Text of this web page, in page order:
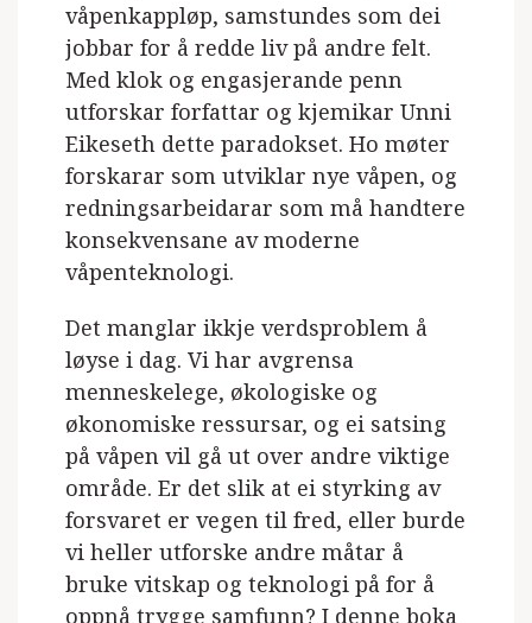
våpenkappløp, samstundes som dei
jobbar for å redde liv på andre felt.
Med klok og engasjerande penn
utforskar forfattar og kjemikar Unni
Eikeseth dette paradokset. Ho møter
forskarar som utviklar nye våpen, og
redningsarbeidarar som må handtere
konsekvensane av moderne
våpenteknologi.
Det manglar ikkje verdsproblem å
løyse i dag. Vi har avgrensa
menneskelege, økologiske og
økonomiske ressursar, og ei satsing
på våpen vil gå ut over andre viktige
område. Er det slik at ei styrking av
forsvaret er vegen til fred, eller burde
vi heller utforske andre måtar å
bruke vitskap og teknologi på for å
oppnå trygge samfunn? I denne boka